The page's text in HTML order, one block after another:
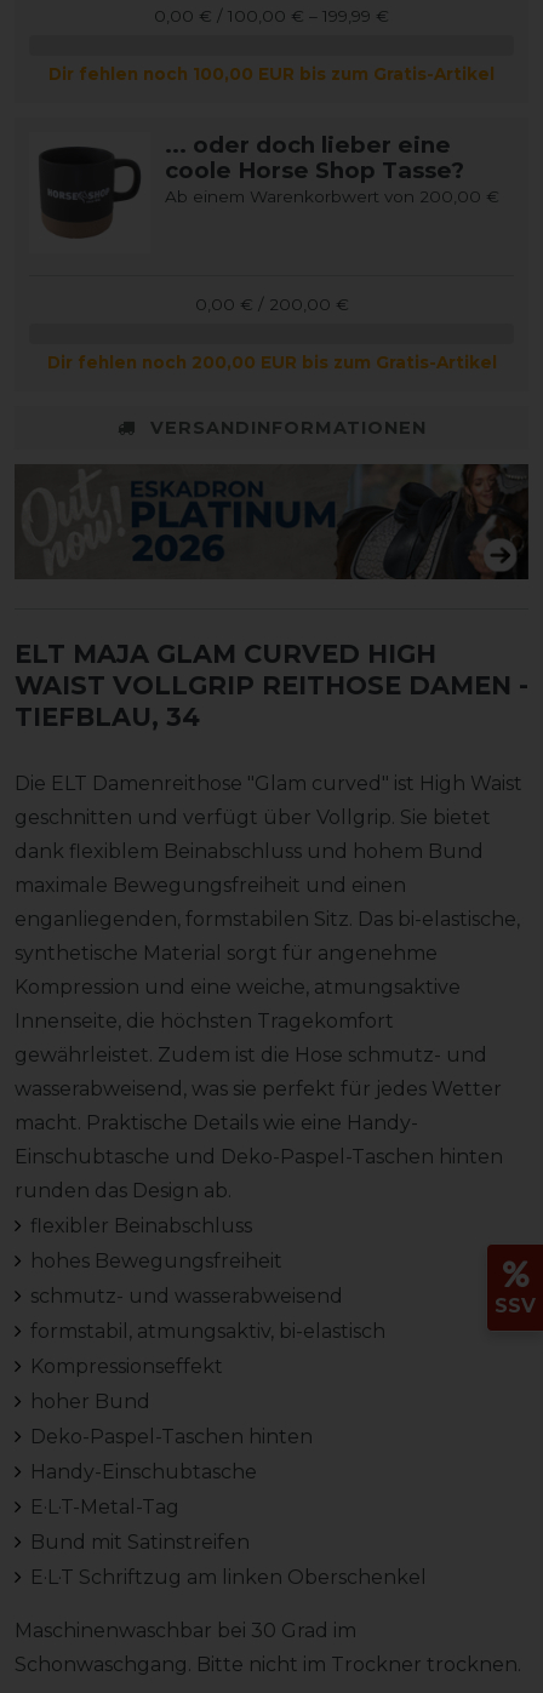
0,00 € / 100,00 € – 199,99 €
Dir fehlen noch 100,00 EUR bis zum Gratis-Artikel
... oder doch lieber eine
coole Horse Shop Tasse?
Ab einem Warenkorbwert von 200,00 €
0,00 € / 200,00 €
Dir fehlen noch 200,00 EUR bis zum Gratis-Artikel
VERSANDINFORMATIONEN
ELT MAJA GLAM CURVED HIGH
WAIST VOLLGRIP REITHOSE DAMEN -
TIEFBLAU, 34
Die ELT Damenreithose "Glam curved" ist High Waist
geschnitten und verfügt über Vollgrip. Sie bietet
dank flexiblem Beinabschluss und hohem Bund
maximale Bewegungsfreiheit und einen
enganliegenden, formstabilen Sitz. Das bi-elastische,
synthetische Material sorgt für angenehme
Kompression und eine weiche, atmungsaktive
Innenseite, die höchsten Tragekomfort
gewährleistet. Zudem ist die Hose schmutz- und
wasserabweisend, was sie perfekt für jedes Wetter
macht. Praktische Details wie eine Handy-
Einschubtasche und Deko-Paspel-Taschen hinten
runden das Design ab.
flexibler Beinabschluss
hohes Bewegungsfreiheit
schmutz- und wasserabweisend
formstabil, atmungsaktiv, bi-elastisch
Kompressionseffekt
hoher Bund
Deko-Paspel-Taschen hinten
Handy-Einschubtasche
E·L·T-Metal-Tag
Bund mit Satinstreifen
E·L·T Schriftzug am linken Oberschenkel
Maschinenwaschbar bei 30 Grad im
Schonwaschgang. Bitte nicht im Trockner trocknen.
SSV